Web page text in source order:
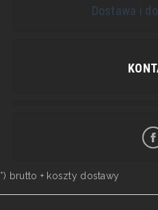
Dostawa i
*) brutto + koszty dostawy